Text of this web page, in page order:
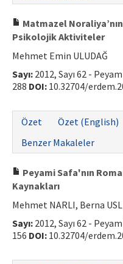
Matmazel
Psikolojik Aktiviteler
Mehmet Emin ULUDAĞ
Sayı: 2012, Sayı 62 -
288 DOI: 10.32704/
Özet
Özet (English)
Benzer Makaleler
Peyami Safa'nın
Kaynakları
Mehmet NARLI, Berna
Sayı: 2012, Sayı 62 -
156 DOI: 10.32704/